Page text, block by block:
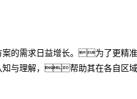
案的需求日益增长。为了更
知与理解，帮助其在各自区